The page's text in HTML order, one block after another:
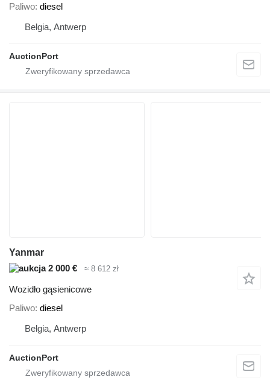
Paliwo diesel
Belgia, Antwerp
AuctionPort
Yanmar
2 000 €
≈ 8 612 zł
Wozidło gąsienicowe
Paliwo diesel
Belgia, Antwerp
AuctionPort